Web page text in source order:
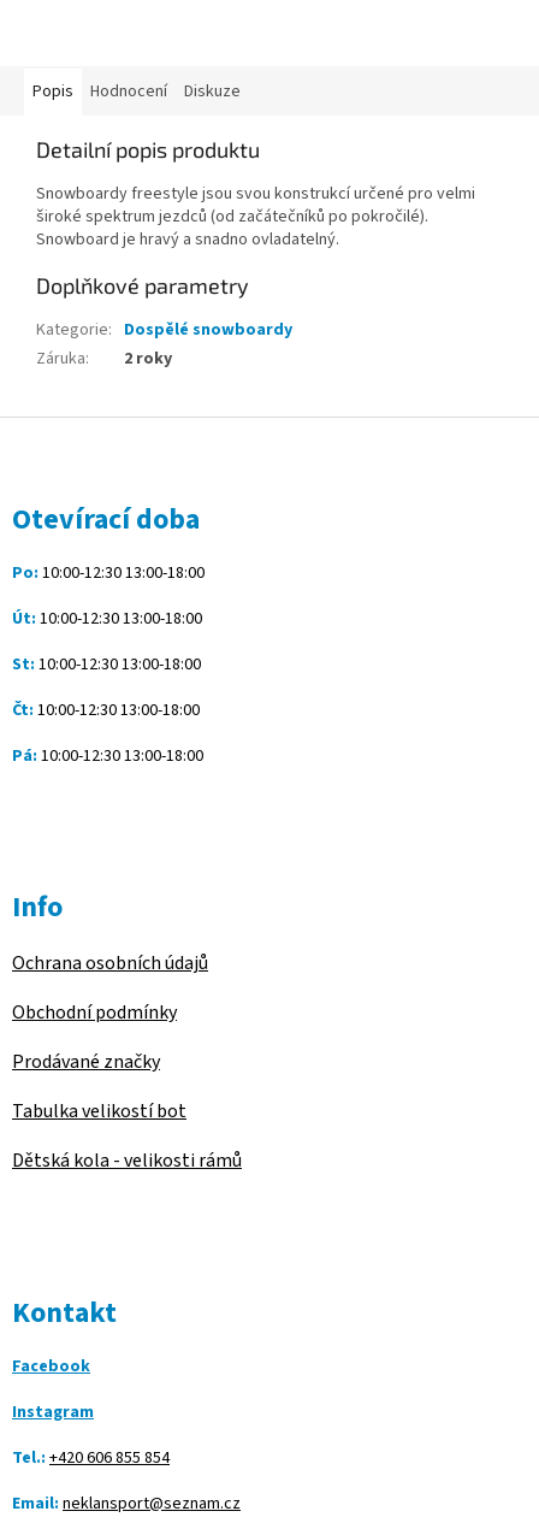
Popis Hodnocení Diskuze
Detailní popis produktu
Snowboardy freestyle jsou svou konstrukcí určené pro velmi
široké spektrum jezdců (od začátečníků po pokročilé).
Snowboard je hravý a snadno ovladatelný.
Doplňkové parametry
Kategorie: Dospělé snowboardy
Záruka: 2 roky
Otevírací doba
Po: 10:00-12:30 13:00-18:00
Út: 10:00-12:30 13:00-18:00
St: 10:00-12:30 13:00-18:00
Čt: 10:00-12:30 13:00-18:00
Pá: 10:00-12:30 13:00-18:00
Info
Ochrana osobních údajů
Obchodní podmínky
Prodávané značky
Tabulka velikostí bot
Dětská kola - velikosti rámů
Kontakt
Facebook
Instagram
Tel.: +420 606 855 854
Email: neklansport@seznam.cz